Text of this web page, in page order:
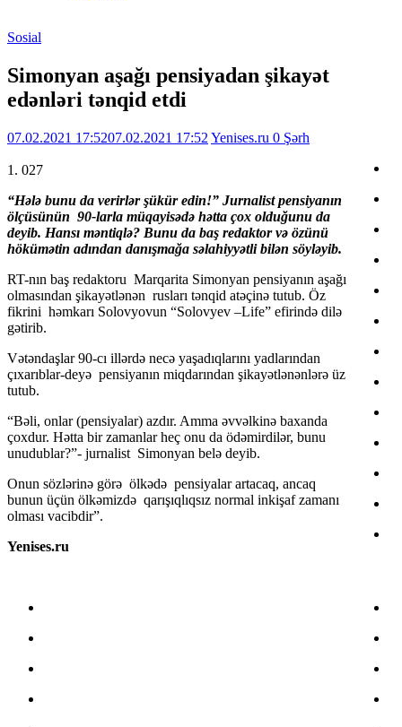
Sosial
Simonyan aşağı pensiyadan şikayət
edənləri tənqid etdi
07.02.2021 17:5207.02.2021 17:52 Yenises.ru 0 Şərh
1. 027
“Hələ bunu da verirlər şükür edin!” Jurnalist pensiyanın
ölçüsünün 90-larla müqayisədə hətta çox olduğunu da
deyib. Hansı məntiqlə? Bunu da baş redaktor və özünü
hökümətin adından danışmağa səlahiyyətli bilən söyləyib.
RT-nın baş redaktoru Marqarita Simonyan pensiyanın aşağı
olmasından şikayətlənən rusları tənqid atəçinə tutub. Öz
fikrini həmkarı Solovyovun “Solovyev –Life” efirində dilə
gətirib.
Vətəndaşlar 90-cı illərdə necə yaşadıqlarını yadlarından
çıxarıblar-deyə pensiyanın miqdarından şikayətlənənlərə üz
tutub.
“Bəli, onlar (pensiyalar) azdır. Amma əvvəlkinə baxanda
çoxdur. Hətta bir zamanlar heç onu da ödəmirdilər, bunu
unudublar?”- jurnalist Simonyan belə deyib.
Onun sözlərinə görə ölkədə pensiyalar artacaq, ancaq
bunun üçün ölkəmizdə qarışıqlıqsız normal inkişaf zamanı
olması vacibdir”.
Yenises.ru